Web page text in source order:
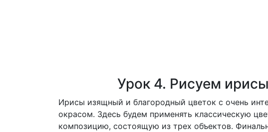
Урок 4. Рисуем ирисы
Ирисы изящный и благородный цветок с очень
окрасом. Здесь будем применять классическую
композицию, состоящую из трех объектов.